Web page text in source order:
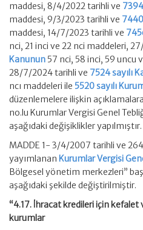
maddesi, 8/4/2022 tarihli ve
maddesi, 9/3/2023 tarihli ve
maddesi, 14/7/2023 tarihli ve
nci, 21 inci ve 22 nci maddeleri,
Kanunun 57 nci, 58 inci, 59 uncu
28/7/2024 tarihli ve 7524 sayılı
ncı maddeleri ile 5520 sayılı
düzenlemelere ilişkin
no.lu Kurumlar Vergisi Genel
aşağıdaki değişiklikler yapılmıştır.
MADDE 1- 3/4/2007 tarihli ve
yayımlanan Kurumlar Vergisi
Bölgesel yönetim merkezleri”
aşağıdaki şekilde değiştirilmiştir.
“4.17. İhracat kredileri için
kurumlar